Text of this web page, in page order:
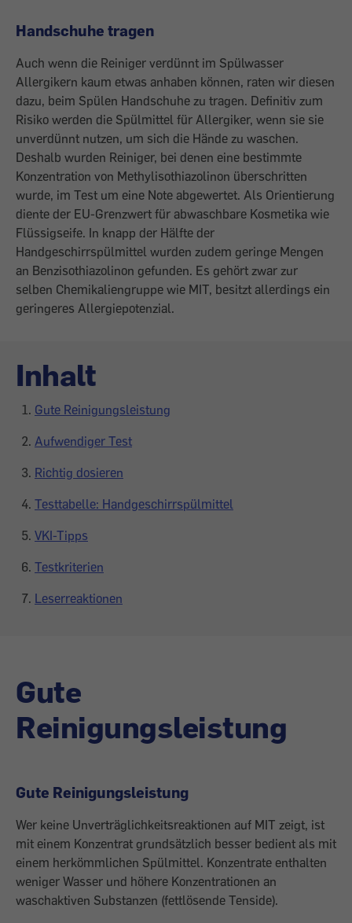
Handschuhe tragen
Auch wenn die Reiniger verdünnt im Spülwasser
Allergikern kaum etwas anhaben können, raten wir diesen
dazu, beim Spülen Handschuhe zu tragen. Definitiv zum
Risiko werden die Spülmittel für Allergiker, wenn sie sie
unverdünnt nutzen, um sich die Hände zu waschen.
Deshalb wurden Reiniger, bei denen eine bestimmte
Konzentration von Methylisothiazolinon überschritten
wurde, im Test um eine Note abgewertet. Als Orientierung
diente der EU-Grenzwert für abwaschbare Kosmetika wie
Flüssigseife. In knapp der Hälfte der
Handgeschirrspülmittel wurden zudem geringe Mengen
an Benzisothiazolinon gefunden. Es gehört zwar zur
selben Chemikaliengruppe wie MIT, besitzt allerdings ein
geringeres Allergiepotenzial.
Inhalt
Gute Reinigungsleistung
Aufwendiger Test
Richtig dosieren
Testtabelle: Handgeschirrspülmittel
VKI-Tipps
Testkriterien
Leserreaktionen
Gute
Reinigungsleistung
Gute Reinigungsleistung
Wer keine Unverträglichkeitsreaktionen auf MIT zeigt, ist
mit einem Konzentrat grundsätzlich besser bedient als mit
einem herkömmlichen Spülmittel. Konzentrate enthalten
weniger Wasser und höhere Konzentrationen an
waschaktiven Substanzen (fettlösende Tenside).